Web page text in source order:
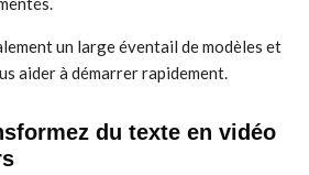
un large éventail de modèles et
aider à démarrer rapidement.
du texte en vidéo